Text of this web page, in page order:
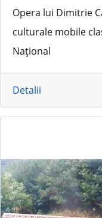
Opera lui Dimitrie
culturale mobile
Național
Detalii